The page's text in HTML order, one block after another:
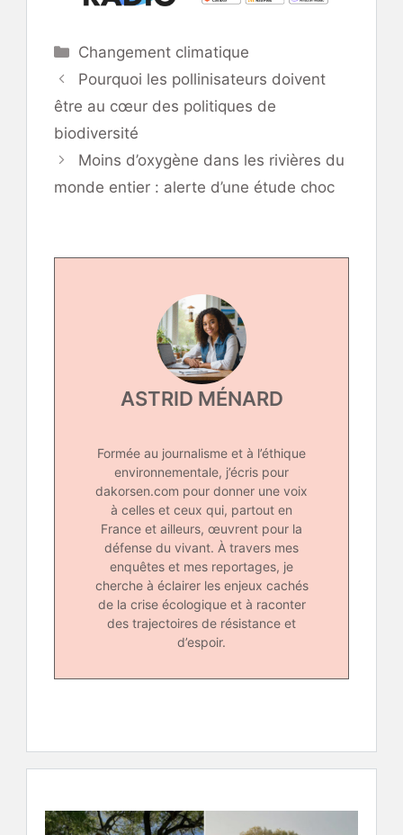
Catégories
Changement climatique
Pourquoi les pollinisateurs doivent
être au cœur des politiques de
biodiversité
Moins d’oxygène dans les rivières du
monde entier : alerte d’une étude choc
ASTRID MÉNARD
Formée au journalisme et à l’éthique
environnementale, j’écris pour
dakorsen.com pour donner une voix
à celles et ceux qui, partout en
France et ailleurs, œuvrent pour la
défense du vivant. À travers mes
enquêtes et mes reportages, je
cherche à éclairer les enjeux cachés
de la crise écologique et à raconter
des trajectoires de résistance et
d’espoir.